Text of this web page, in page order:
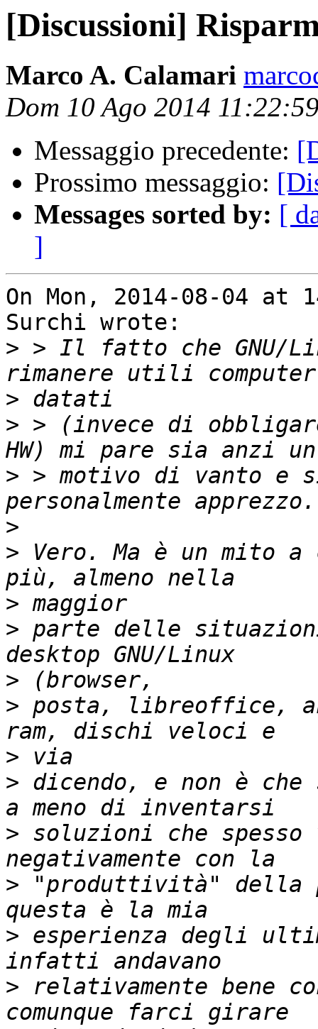
[Discussioni]
Marco A. Calamari
Dom 10 Ago 2014
Messaggio precedente:
Prossimo messaggio:
Messages sorted by: [
]
On Mon, 2014-08-04 at
Surchi wrote:
> > Il fatto che GNU/
>
> > (invece di
> > motivo di vanto e
>
> Vero. Ma è un mito a
>
> parte delle
>
> posta, libreoffice,
>
> dicendo, e non è
> soluzioni che spesso
> "produttività" della
> esperienza degli
> relativamente bene